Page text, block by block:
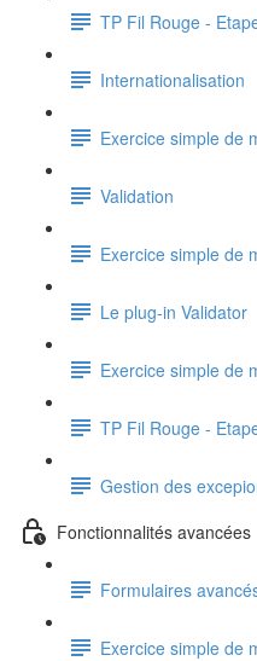
TP Fil Rouge -
Internationalisation
Exercice simple de
Validation
Exercice simple de
Le plug-in Validator
Exercice simple de
TP Fil Rouge -
Gestion des
Fonctionnalités avancées
Formulaires
Exercice simple de